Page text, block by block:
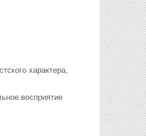
характера,
восприятие